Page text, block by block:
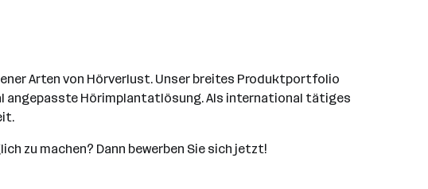
Arten von Hörverlust. Unser breites Produktportfolio
angepasste Hörimplantatlösung. Als international tätiges
zu machen? Dann bewerben Sie sich jetzt!